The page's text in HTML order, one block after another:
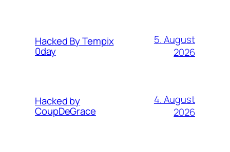
Hacked By Tempix
0day
5. August
2026
Hacked by
CoupDeGrace
4. August
2026